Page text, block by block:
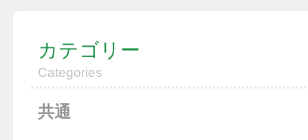
カテゴリー
Categories
共通